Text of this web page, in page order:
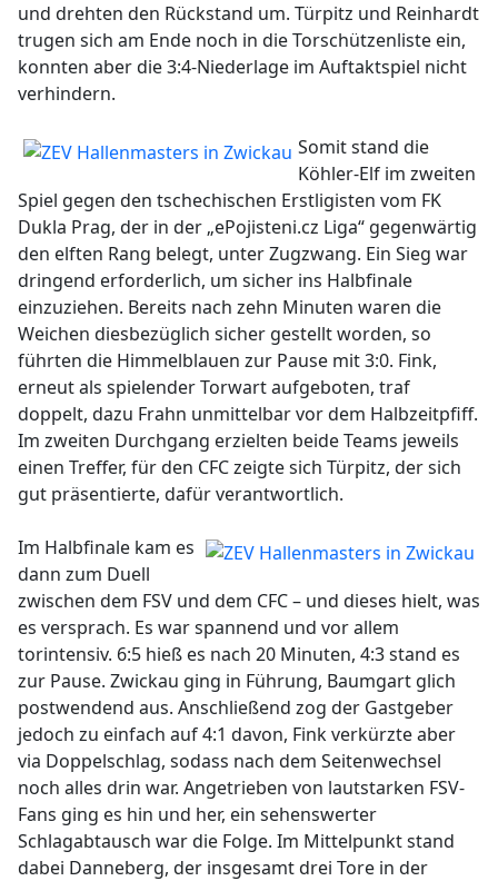
und drehten den Rückstand um. Türpitz und Reinhardt
trugen sich am Ende noch in die Torschützenliste ein,
konnten aber die 3:4-Niederlage im Auftaktspiel nicht
verhindern.
Somit stand die
Köhler-Elf im zweiten
Spiel gegen den tschechischen Erstligisten vom FK
Dukla Prag, der in der „ePojisteni.cz Liga“ gegenwärtig
den elften Rang belegt, unter Zugzwang. Ein Sieg war
dringend erforderlich, um sicher ins Halbfinale
einzuziehen. Bereits nach zehn Minuten waren die
Weichen diesbezüglich sicher gestellt worden, so
führten die Himmelblauen zur Pause mit 3:0. Fink,
erneut als spielender Torwart aufgeboten, traf
doppelt, dazu Frahn unmittelbar vor dem Halbzeitpfiff.
Im zweiten Durchgang erzielten beide Teams jeweils
einen Treffer, für den CFC zeigte sich Türpitz, der sich
gut präsentierte, dafür verantwortlich.
Im Halbfinale kam es
dann zum Duell
zwischen dem FSV und dem CFC – und dieses hielt, was
es versprach. Es war spannend und vor allem
torintensiv. 6:5 hieß es nach 20 Minuten, 4:3 stand es
zur Pause. Zwickau ging in Führung, Baumgart glich
postwendend aus. Anschließend zog der Gastgeber
jedoch zu einfach auf 4:1 davon, Fink verkürzte aber
via Doppelschlag, sodass nach dem Seitenwechsel
noch alles drin war. Angetrieben von lautstarken FSV-
Fans ging es hin und her, ein sehenswerter
Schlagabtausch war die Folge. Im Mittelpunkt stand
dabei Danneberg, der insgesamt drei Tore in der